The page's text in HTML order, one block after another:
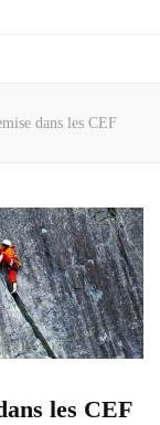
dans les CEF
les CEF